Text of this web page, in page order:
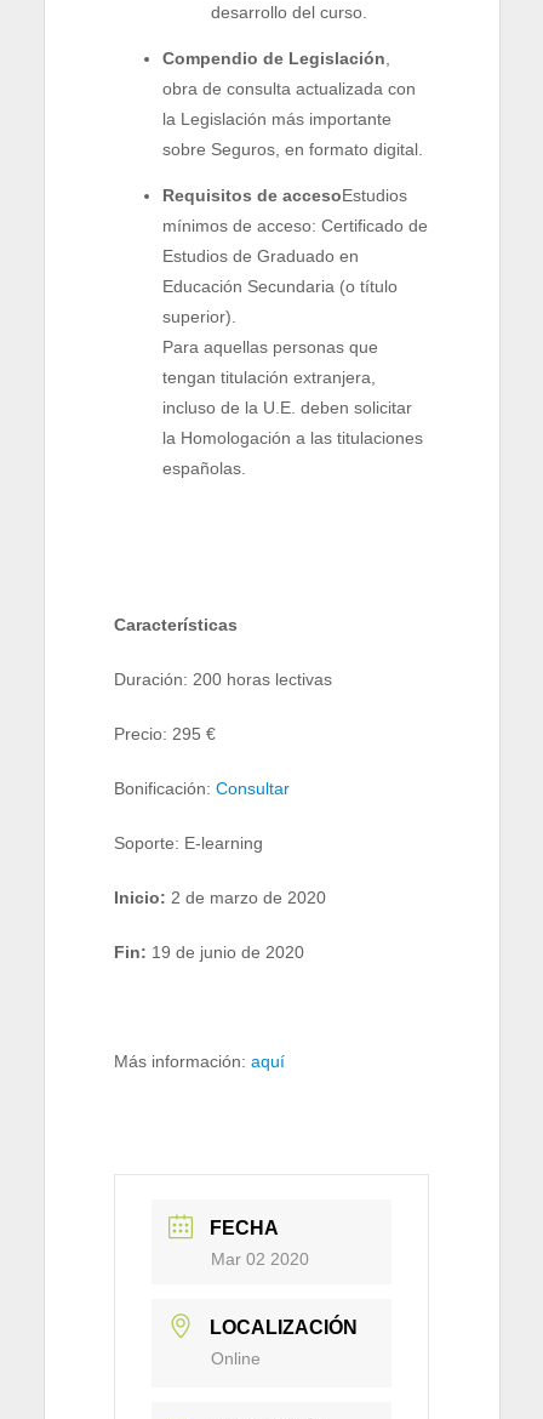
desarrollo del curso.
Compendio de Legislación
obra de consulta actualizada con
la Legislación más importante
sobre Seguros, en formato digital.
Requisitos de accesoEstudios
mínimos de acceso: Certificado de
Estudios de Graduado en
Educación Secundaria (o título
superior).
Para aquellas personas que
tengan titulación extranjera,
incluso de la U.E. deben solicitar
la Homologación a las titulaciones
españolas.
Características
Duración: 200 horas lectivas
Precio: 295 €
Bonificación: Consultar
Soporte: E-learning
Inicio: 2 de marzo de 2020
Fin: 19 de junio de 2020
Más información: aquí
FECHA
Mar 02 2020
LOCALIZACIÓN
Online